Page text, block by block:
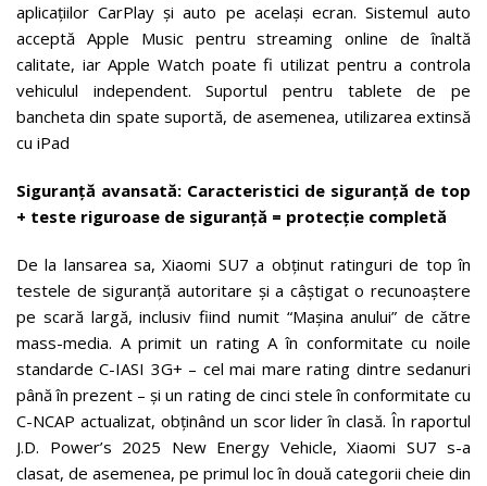
aplicațiilor CarPlay și auto pe același ecran. Sistemul auto
acceptă Apple Music pentru streaming online de înaltă
calitate, iar Apple Watch poate fi utilizat pentru a controla
vehiculul independent. Suportul pentru tablete de pe
bancheta din spate suportă, de asemenea, utilizarea extinsă
cu iPad
Siguranță avansată: Caracteristici de siguranță de top
+ teste riguroase de siguranță = protecție completă
De la lansarea sa, Xiaomi SU7 a obținut ratinguri de top în
testele de siguranță autoritare și a câștigat o recunoaștere
pe scară largă, inclusiv fiind numit “Mașina anului” de către
mass-media. A primit un rating A în conformitate cu noile
standarde C-IASI 3G+ – cel mai mare rating dintre sedanuri
până în prezent – și un rating de cinci stele în conformitate cu
C-NCAP actualizat, obținând un scor lider în clasă. În raportul
J.D. Power’s 2025 New Energy Vehicle, Xiaomi SU7 s-a
clasat, de asemenea, pe primul loc în două categorii cheie din